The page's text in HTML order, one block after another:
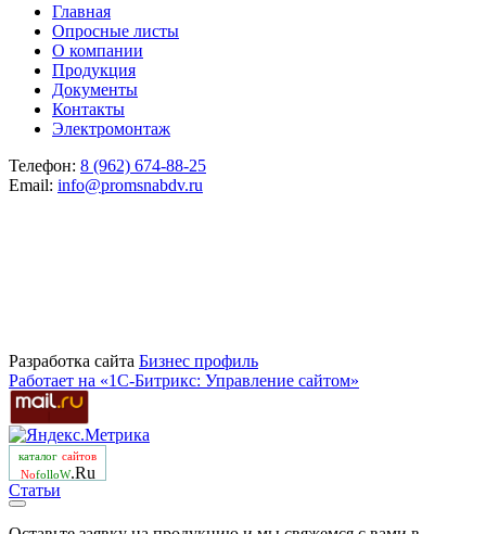
Главная
Опросные листы
О компании
Продукция
Документы
Контакты
Электромонтаж
Телефон: 8 (962) 674-88-25
Email: info@promsnabdv.ru
Разработка сайта Бизнеc профиль
Работает на «1С-Битрикс: Управление сайтом»
каталог сайтов
NofolloW.Ru
Статьи